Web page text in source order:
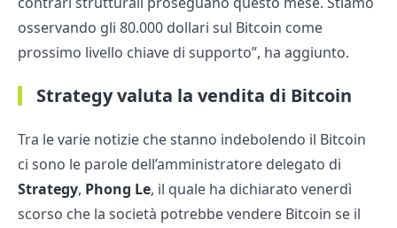
osservando gli 80.000 dollari sul Bitcoin come
prossimo livello chiave di supporto”, ha aggiunto.
Strategy valuta la vendita di Bitcoin
Tra le varie notizie che stanno indebolendo il Bitcoin
ci sono le parole dell’amministratore delegato di
Strategy, Phong Le, il quale ha dichiarato venerdì
scorso che la società potrebbe vendere Bitcoin se il